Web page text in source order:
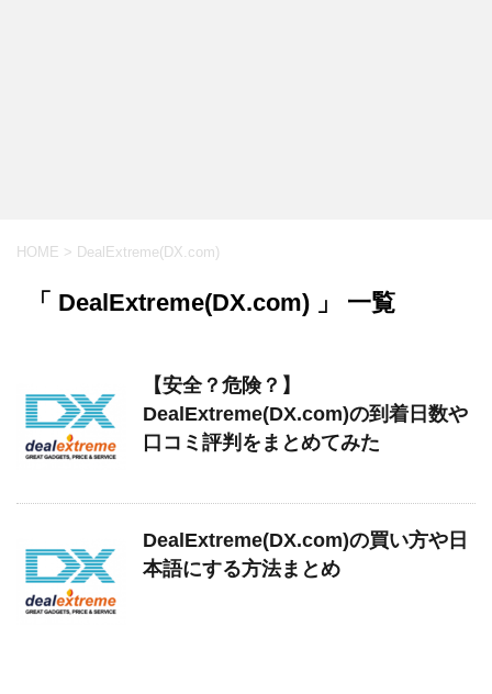
HOME > DealExtreme(DX.com)
「 DealExtreme(DX.com) 」 一覧
【安全？危険？】
DealExtreme(DX.com)の到着日数や
口コミ評判をまとめてみた
DealExtreme(DX.com)の買い方や日
本語にする方法まとめ